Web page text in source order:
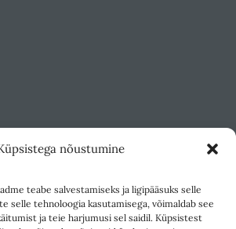
nõustumine
teabe salvestamiseks ja ligipääsuks selle
selle tehnoloogia kasutamisega, võimaldab see
ja teie harjumusi sel saidil. Küpsistest